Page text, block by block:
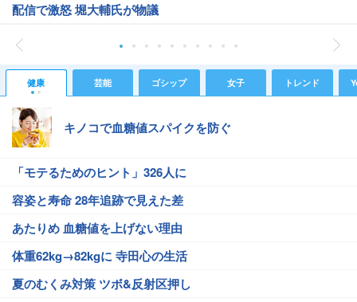
配信で激怒 堀大輔氏が物議
健康 芸能 ゴシップ 女子 トレンド
キノコで血糖値スパイクを防ぐ
「モテるためのヒント」326人に
容姿と寿命 28年追跡で見えた差
あたりめ 血糖値を上げない理由
体重62kg→82kgに 寺田心の生活
夏のむくみ対策 ツボ&反射区押し